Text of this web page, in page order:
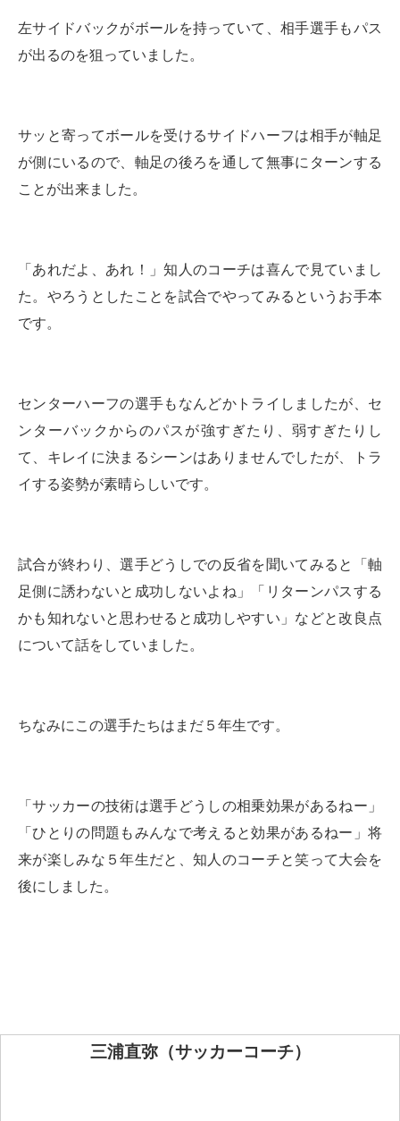
左サイドバックがボールを持っていて、相手選手もパス
が出るのを狙っていました。
サッと寄ってボールを受けるサイドハーフは相手が軸足
が側にいるので、軸足の後ろを通して無事にターンする
ことが出来ました。
「あれだよ、あれ！」知人のコーチは喜んで見ていまし
た。やろうとしたことを試合でやってみるというお手本
です。
センターハーフの選手もなんどかトライしましたが、セ
ンターバックからのパスが強すぎたり、 弱すぎたりし
て、キレイに決まるシーンはありませんでしたが、トラ
イする姿勢が素晴らしいです。
試合が終わり、選手どうしでの反省を聞いてみると
「軸
足側に誘わないと成功しないよね」
「リターンパスする
かも知れないと思わせると成功しやすい」 などと改良点
について話をしていました。
ちなみにこの選手たちはまだ５年生です。
「サッカーの技術は選手どうしの相乗効果があるねー」
「ひとりの問題もみんなで考えると効果があるねー」 将
来が楽しみな５年生だと、知人のコーチと笑って大会を
後にしました。
三浦直弥（サッカーコーチ）